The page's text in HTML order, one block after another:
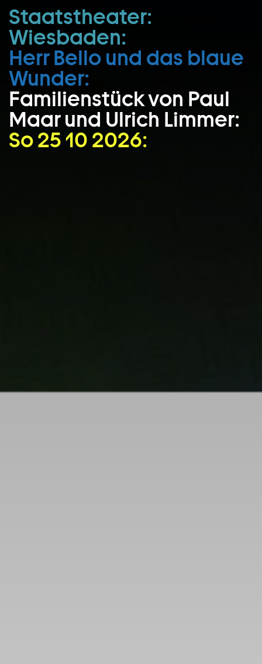
Zum Hauptinhalt springen
Zum Footer springen
Staatstheater:
Wiesbaden:
Herr Bello und das blaue
Wunder:
Familienstück von Paul
Maar und Ulrich Limmer:
So 25 10 2026: